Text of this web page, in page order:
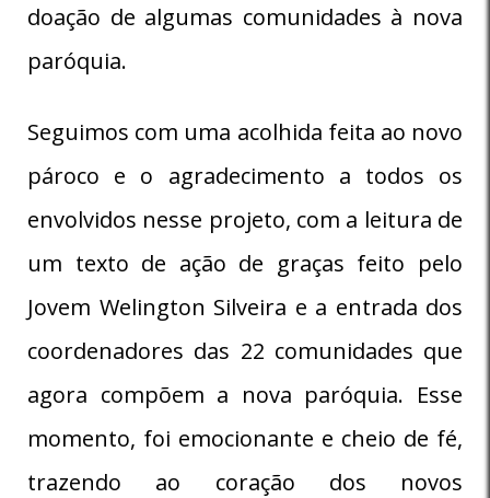
doação de algumas comunidades à nova
paróquia.
Seguimos com uma acolhida feita ao novo
pároco e o agradecimento a todos os
envolvidos nesse projeto, com a leitura de
um texto de ação de graças feito pelo
Jovem Welington Silveira e a entrada dos
coordenadores das 22 comunidades que
agora compõem a nova paróquia. Esse
momento, foi emocionante e cheio de fé,
trazendo ao coração dos novos